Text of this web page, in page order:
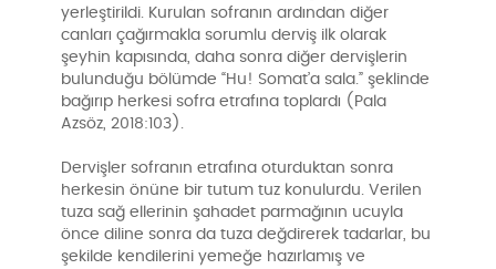
yerleştirildi. Kurulan sofranın ardından diğer
canları çağırmakla sorumlu derviş ilk olarak
şeyhin kapısında, daha sonra diğer dervişlerin
bulunduğu bölümde “Hu! Somat’a sala.” şeklinde
bağırıp herkesi sofra etrafına toplardı (Pala
Azsöz, 2018:103).
Dervişler sofranın etrafına oturduktan sonra
herkesin önüne bir tutum tuz konulurdu. Verilen
tuza sağ ellerinin şahadet parmağının ucuyla
önce diline sonra da tuza değdirerek tadarlar, bu
şekilde kendilerini yemeğe hazırlamış ve